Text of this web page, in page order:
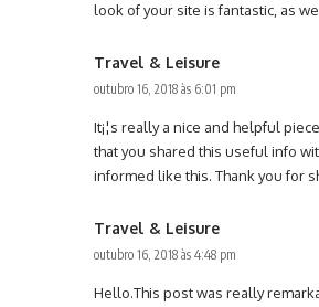
look of your site is fantastic, as
Travel & Leisure
outubro 16, 2018 às 6:01 pm
It¡¦s really a nice and helpful
that you shared this useful info
informed like this. Thank you for
Travel & Leisure
outubro 16, 2018 às 4:48 pm
Hello.This post was really